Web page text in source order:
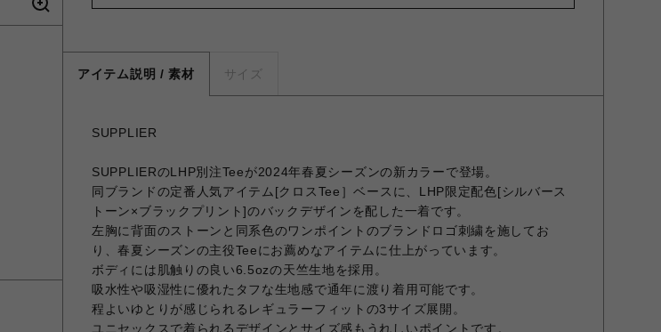
アイテム説明 / 素材 サイズ
SUPPLIER
SUPPLIERのLHP別注Teeが2024年春夏シーズンの新カラーで登場。
同ブランドの定番人気アイテム[クロスTee］ベースに、LHP限定配色[シルバース
トーン×ブラックプリント]のバックデザインを配した一着です。
左胸に背面のストーンと同系色のワンポイントのブランドロゴ刺繍を施してお
り、春夏シーズンの主役Teeにお薦めなアイテムに仕上がっています。
ボディには肌触りの良い6.5ozの天竺生地を採用。
吸水性や吸湿性に優れたタフな生地感で通年に渡り着用可能です。
程よいゆとりが感じられるレギュラーフィットの3サイズ展開。
ユニセックスで着られるデザインとサイズ感もうれしいポイントです。